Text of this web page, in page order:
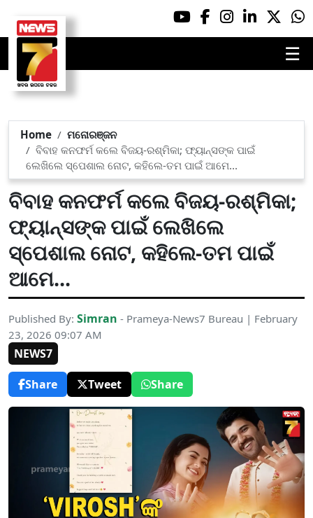
☰
Home
ମନୋରଞ୍ଜନ
ବିବାହ କନଫର୍ମ କଲେ ବିଜୟ-ରଶ୍ମିକା; ଫ୍ୟାନ୍ସଙ୍କ ପାଇଁ
ଲେଖିଲେ ସ୍ପେଶାଲ ନୋଟ, କହିଲେ-ତମ ପାଇଁ ଆମେ...
ବିବାହ କନଫର୍ମ କଲେ ବିଜୟ-ରଶ୍ମିକା;
ଫ୍ୟାନ୍ସଙ୍କ ପାଇଁ ଲେଖିଲେ
ସ୍ପେଶାଲ ନୋଟ, କହିଲେ-ତମ ପାଇଁ
ଆମେ...
Published By: Simran - Prameya-News7 Bureau | February
23, 2026 09:07 AM
NEWS7
Share
Tweet Share